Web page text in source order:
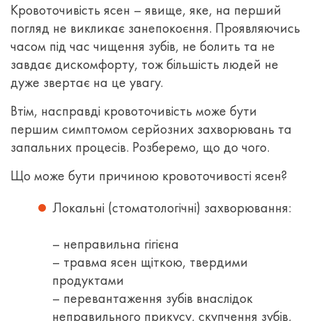
Кровоточивість ясен – явище, яке, на перший
погляд не викликає занепокоєння. Проявляючись
часом під час чищення зубів, не болить та не
завдає дискомфорту, тож більшість людей не
дуже звертає на це увагу.
Втім, насправді кровоточивість може бути
першим симптомом серйозних захворювань та
запальних процесів. Розберемо, що до чого.
Що може бути причиною кровоточивості ясен?
Локальні (стоматологічні) захворювання:
– неправильна гігієна
– травма ясен щіткою, твердими
продуктами
– перевантаження зубів внаслідок
неправильного прикусу, скупчення зубів,